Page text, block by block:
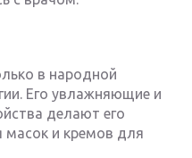
в народной
Его увлажняющие и
делают его
и кремов для